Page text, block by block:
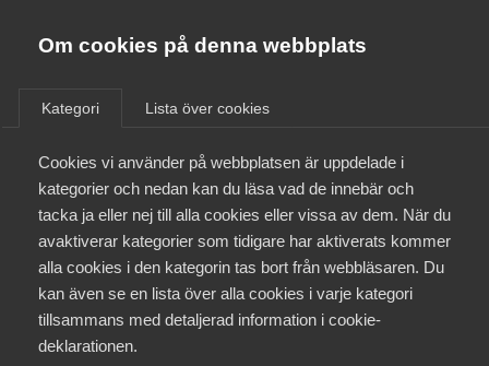
Om cookies på denna webbplats
Kategori Lista över cookies
Cookies vi använder på webbplatsen är uppdelade i
kategorier och nedan kan du läsa vad de innebär och
tacka ja eller nej till alla cookies eller vissa av dem. När du
avaktiverar kategorier som tidigare har aktiverats kommer
alla cookies i den kategorin tas bort från webbläsaren. Du
kan även se en lista över alla cookies i varje kategori
tillsammans med detaljerad information i cookie-
deklarationen.
Almega Utbildning
Innovations­företagen
Kompetens­företagen
Medie­företagen
Säkerhets­företagen
Om Almega
Aktuellt
Medlemskapet
Mina sidor
Ändring i reglerna om
aggressiv marknadsföring
Remiss